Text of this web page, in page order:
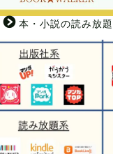
本・小説の読み放